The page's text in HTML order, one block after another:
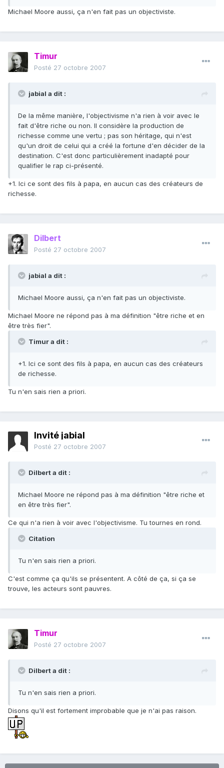
Michael Moore aussi, ça n'en fait pas un objectiviste.
Timur
Posté 27 octobre 2007
jabial a dit :
De la même manière, l'objectivisme n'a rien à voir avec le
fait d'être riche ou non. Il considère la production de
richesse comme une vertu ; pas son héritage, qui n'est
qu'un droit de celui qui a créé la fortune d'en décider de la
destination. C'est donc particulièrement inadapté pour
qualifier le rap ci-présenté.
+1. Ici ce sont des fils à papa, en aucun cas des créateurs de
richesse.
Dilbert
Posté 27 octobre 2007
jabial a dit :
Michael Moore aussi, ça n'en fait pas un objectiviste.
Michael Moore ne répond pas à ma définition "être riche et en
être très fier".
Timur a dit :
+1. Ici ce sont des fils à papa, en aucun cas des créateurs
de richesse.
Tu n'en sais rien a priori.
Invité jabial
Posté 27 octobre 2007
Dilbert a dit :
Michael Moore ne répond pas à ma définition "être riche et
en être très fier".
Ce qui n'a rien à voir avec l'objectivisme. Tu tournes en rond.
Citation
Tu n'en sais rien a priori.
C'est comme ça qu'ils se présentent. A côté de ça, si ça se
trouve, les acteurs sont pauvres.
Timur
Posté 27 octobre 2007
Dilbert a dit :
Tu n'en sais rien a priori.
Disons qu'il est fortement improbable que je n'ai pas raison.